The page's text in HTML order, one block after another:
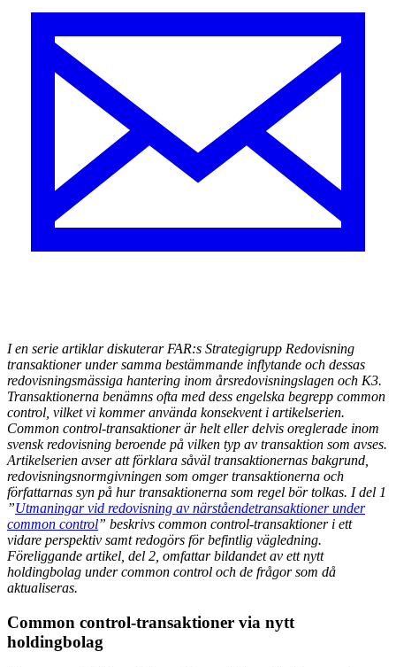
I en serie artiklar diskuterar FAR:s Strategigrupp Redovisning
transaktioner under samma bestämmande inflytande och dessas
redovisningsmässiga hantering inom årsredovisningslagen och K3.
Transaktionerna benämns ofta med dess engelska begrepp common
control, vilket vi kommer använda konsekvent i artikelserien.
Common control-transaktioner är helt eller delvis oreglerade inom
svensk redovisning beroende på vilken typ av transaktion som avses.
Artikelserien avser att förklara såväl transaktionernas bakgrund,
redovisningsnormgivningen som omger transaktionerna och
författarnas syn på hur transaktionerna som regel bör tolkas. I del 1
”Utmaningar vid redovisning av närståendetransaktioner under
common control” beskrivs common control-transaktioner i ett
vidare perspektiv samt redogörs för befintlig vägledning.
Föreliggande artikel, del 2, omfattar bildandet av ett nytt
holdingbolag under common control och de frågor som då
aktualiseras.
Common control-transaktioner via nytt
holdingbolag